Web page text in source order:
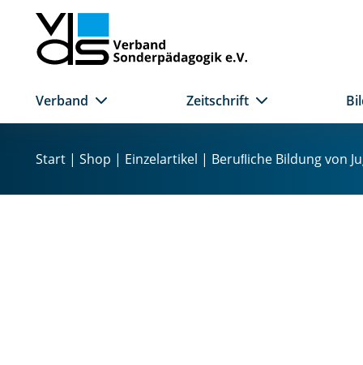
I
Verband Zeitschrift
Start | Shop | Einzelartikel | Beruﬂiche Bildung von